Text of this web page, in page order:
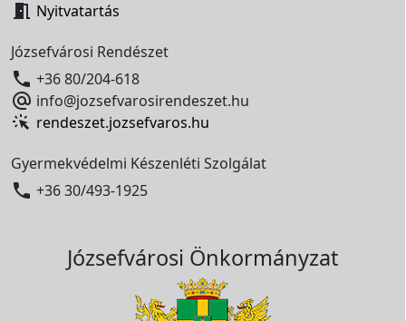
 Nyitvatartás
Józsefvárosi Rendészet
 +36 80/204-618
 info@jozsefvarosirendeszet.hu
rendeszet.jozsefvaros.hu
Gyermekvédelmi Készenléti Szolgálat
 +36 30/493-1925
Józsefvárosi Önkormányzat